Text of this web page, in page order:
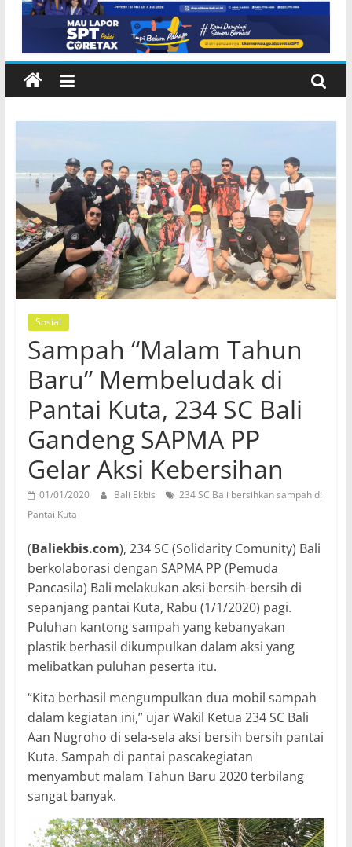
Kerja Nyata
Sosial
Sampah “Malam Tahun
Baru” Membeludak di
Pantai Kuta, 234 SC Bali
Gandeng SAPMA PP
Gelar Aksi Kebersihan
01/01/2020 Bali Ekbis
234 SC Bali bersihkan sampah di
Pantai Kuta
(Baliekbis.com), 234 SC (Solidarity Comunity) Bali
berkolaborasi dengan SAPMA PP (Pemuda
Pancasila) Bali melakukan aksi bersih-bersih di
sepanjang pantai Kuta, Rabu (1/1/2020) pagi.
Puluhan kantong sampah yang kebanyakan
plastik berhasil dikumpulkan dalam aksi yang
melibatkan puluhan peserta itu.
“Kita berhasil mengumpulkan dua mobil sampah
dalam kegiatan ini,” ujar Wakil Ketua 234 SC Bali
Aan Nugroho di sela-sela aksi bersih bersih pantai
Kuta. Sampah di pantai pascakegiatan
menyambut malam Tahun Baru 2020 terbilang
sangat banyak.